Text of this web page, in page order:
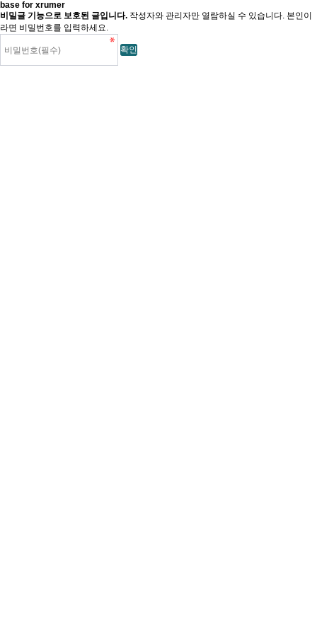
base for xrumer
비밀글 기능으로 보호된 글입니다. 작성자와 관리자만 열람하실 수 있습니다. 본인이
라면 비밀번호를 입력하세요.